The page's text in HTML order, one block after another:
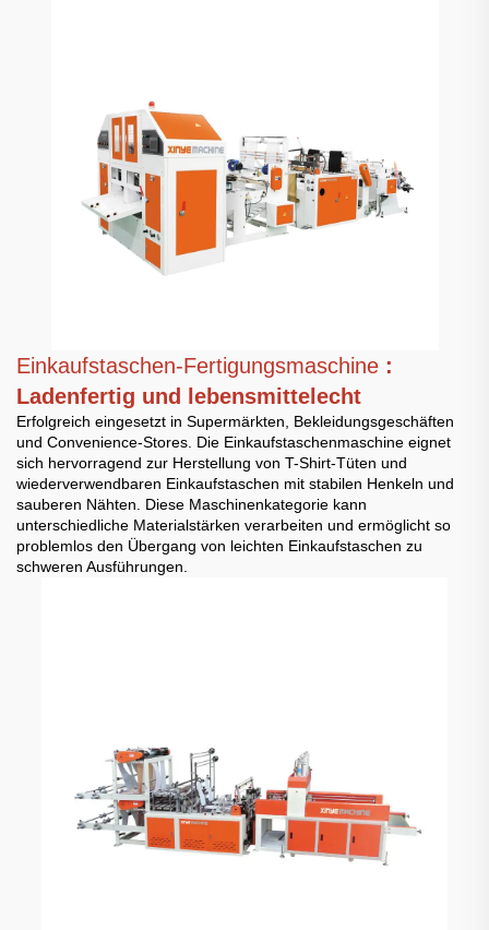
Einkaufstaschen-Fertigungsmaschine :
Ladenfertig und lebensmittelecht
Erfolgreich eingesetzt in Supermärkten, Bekleidungsgeschäften
und Convenience-Stores. Die Einkaufstaschenmaschine eignet
sich hervorragend zur Herstellung von T-Shirt-Tüten und
wiederverwendbaren Einkaufstaschen mit stabilen Henkeln und
sauberen Nähten. Diese Maschinenkategorie kann
unterschiedliche Materialstärken verarbeiten und ermöglicht so
problemlos den Übergang von leichten Einkaufstaschen zu
schweren Ausführungen.